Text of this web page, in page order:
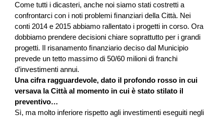
Come tutti i dicasteri, anche noi siamo stati costretti a
confrontarci con i noti problemi ﬁnanziari della Città. Nei
conti 2014 e 2015 abbiamo rallentato i progetti in corso. Ora
dobbiamo prendere decisioni chiare soprattutto per i grandi
progetti. Il risanamento ﬁnanziario deciso dal Municipio
prevede un tetto massimo di 50/60 milioni di franchi
d’investimenti annui.
Una cifra ragguardevole, dato il profondo rosso in cui
versava la Città al momento in cui è stato stilato il
preventivo…
Sì, ma molto inferiore rispetto agli investimenti eseguiti negli